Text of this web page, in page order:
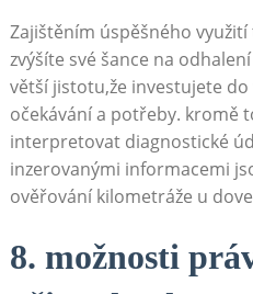
Zajištěním úspěšného
zvýšíte své šance na
větší jistotu,že investujete
očekávání a potřeby. kromě
interpretovat diagnostické
inzerovanými informacemi
ověřování kilometráže u
8. možnosti